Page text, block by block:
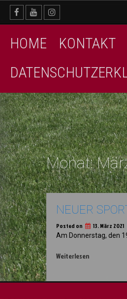
Skip
content
HOME KONTAKT
Monat:
NEUER
Posted on 13. März 2021
Am Donnerstag, den
Weiterlesen